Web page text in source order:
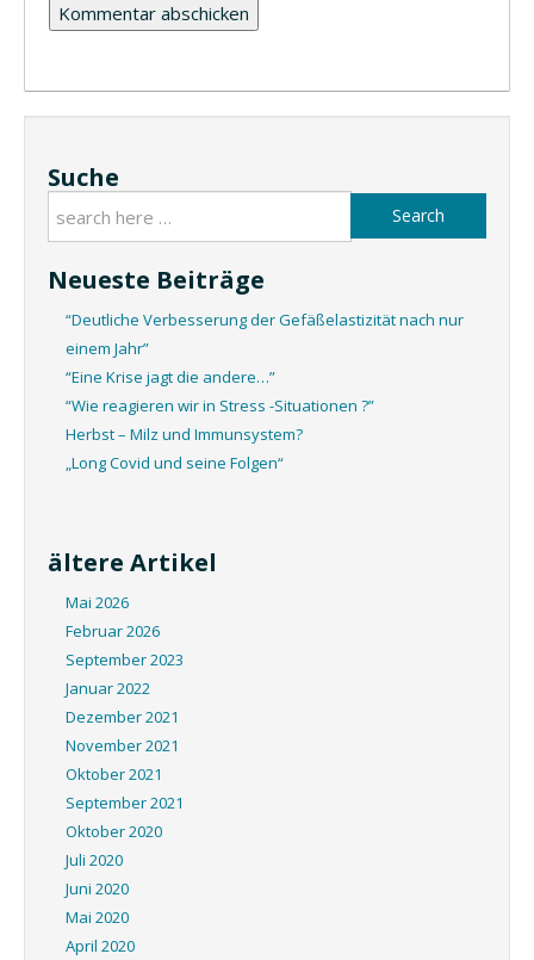
Suche
Search
Neueste Beiträge
“Deutliche Verbesserung der Gefäßelastizität nach nur
einem Jahr”
“Eine Krise jagt die andere…”
“Wie reagieren wir in Stress -Situationen ?”
Herbst – Milz und Immunsystem?
„Long Covid und seine Folgen“
ältere Artikel
Mai 2026
Februar 2026
September 2023
Januar 2022
Dezember 2021
November 2021
Oktober 2021
September 2021
Oktober 2020
Juli 2020
Juni 2020
Mai 2020
April 2020